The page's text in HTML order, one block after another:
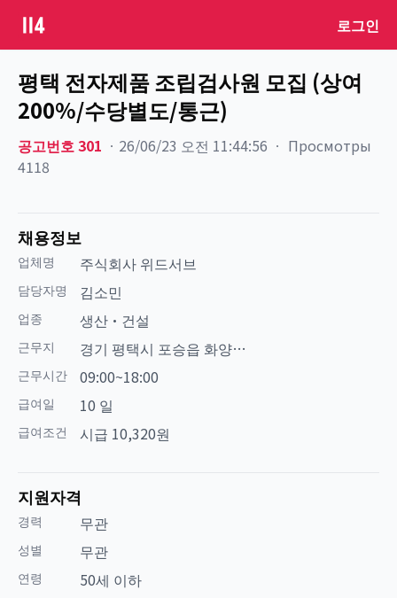
로그인
평택 전자제품 조립검사원 모집 (상여
200%/수당별도/통근)
공고번호301 ㆍ 26/06/23 오전 11:44:56 ㆍ Просмотры
4118
채용정보
업체명 주식회사 위드서브
담당자명 김소민
업종 생산·건설
근무지
경기 평택시 포승읍 화양지
구 인근
근무시간 09:00~18:00
급여일 10 일
급여조건 시급 10,320원
지원자격
경력 무관
성별 무관
연령 50세 이하